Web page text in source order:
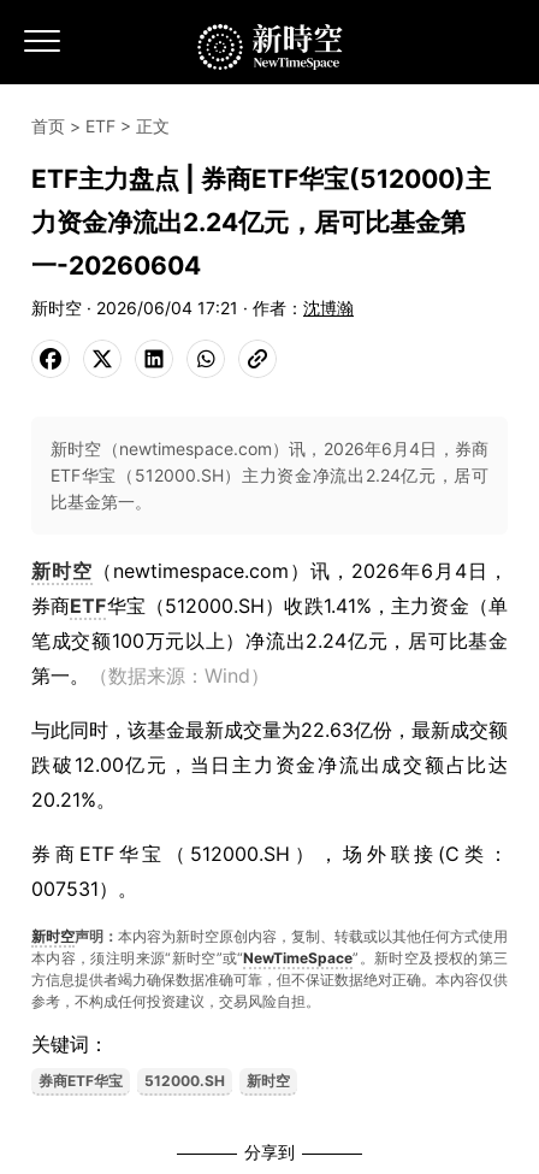
首页 > ETF > 正文
ETF主力盘点 | 券商ETF华宝(512000)主
力资金净流出2.24亿元，居可比基金第
一-20260604
新时空 · 2026/06/04 17:21 · 作者： 沈博瀚
新时空（newtimespace.com）讯，2026年6月4日，券商
ETF华宝（512000.SH）主力资金净流出2.24亿元，居可
比基金第一。
新时空 （ newtimespace.com ）讯， 2026年6月4日，
券商ETF华宝（512000.SH）收跌1.41%，主力资金（单
笔成交额100万元以上）净流出2.24亿元，居可比基金
第一。
（数据来源：Wind）
与此同时，该基金最新成交量为22.63亿份，最新成交额
跌破12.00亿元，当日主力资金净流出成交额占比达
20.21%。
券商ETF华宝（512000.SH），场外联接(C类：
007531）。
新时空声明： 本内容为新时空原创内容，复制、转载或以其他任何方式使用
本内容，须注明来源“新时空”或“NewTimeSpace”。新时空及授权的第三
方信息提供者竭力确保数据准确可靠，但不保证数据绝对正确。本內容仅供
参考，不构成任何投资建议，交易风险自担。
关键词：
券商ETF华宝 512000.SH 新时空
分享到